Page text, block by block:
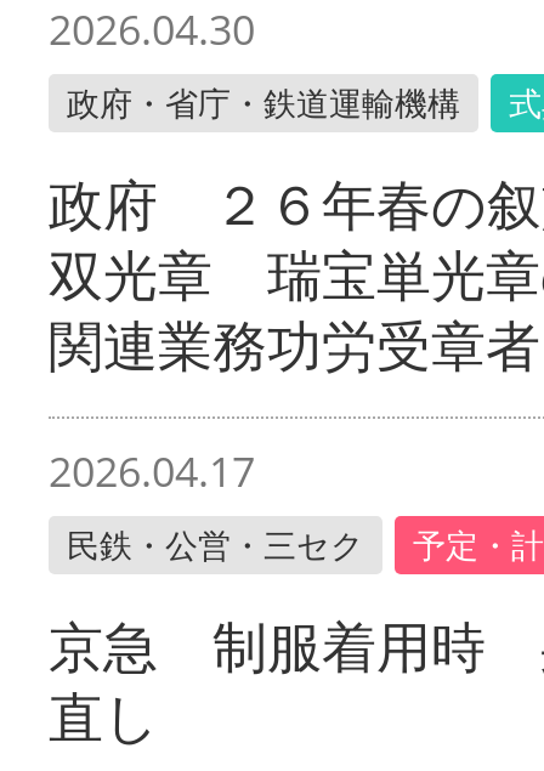
2026.04.30
政府・省庁・鉄道運輸機構
政府 ２６年春の
双光章 瑞宝単光
関連業務功労受章者
2026.04.17
民鉄・公営・三セク 予定・
京急 制服着用時
直し